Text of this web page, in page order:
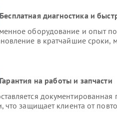
Бесплатная диагностика и
оборудование и опыт
в кратчайшие сроки,
Гарантия на работы и запчасти
что защищает клиента от